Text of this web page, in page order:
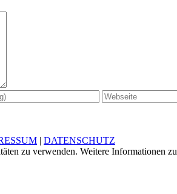
| DATENSCHUTZ
zu verwenden. Weitere Informationen